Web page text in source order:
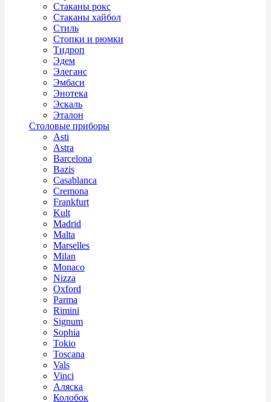
Стаканы рокс
Стаканы хайбол
Стиль
Стопки и рюмки
Тидроп
Эдем
Элеганс
Эмбаси
Энотека
Эскаль
Эталон
Столовые приборы
Asti
Astra
Barcelona
Bazis
Casablanca
Cremona
Frankfurt
Kult
Madrid
Malta
Marselles
Milan
Monaco
Nizza
Oxford
Parma
Rimini
Signum
Sophia
Tokio
Toscana
Vals
Vinci
Аляска
Колобок